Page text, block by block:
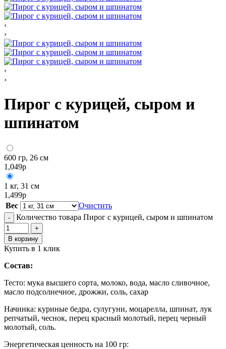
‹
›
‹
›
Пирог с курицей, сыром и
шпинатом
600 гр, 26 см
1,049р
1 кг, 31 см
1,499р
Вес
Очистить
- Количество товара Пирог с курицей, сыром и шпинатом
+
В корзину
Купить в 1 клик
Состав:
Тесто: мука высшего сорта, молоко, вода, масло сливочное,
масло подсолнечное, дрожжи, соль, сахар
Начинка: куриные бедра, сулугуни, моцарелла, шпинат, лук
репчатый, чеснок, перец красный молотый, перец черный
молотый, соль.
Энергетическая ценность на 100 гр: